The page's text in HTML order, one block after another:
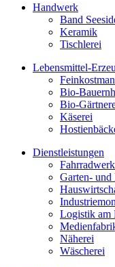
Handwerk
Band
Keramik
Tischlerei
Lebensmittel-
Bio-
Bio-
Käserei
Dienstleistungen
Garten- und
Logistik am
Näherei
Wäscherei